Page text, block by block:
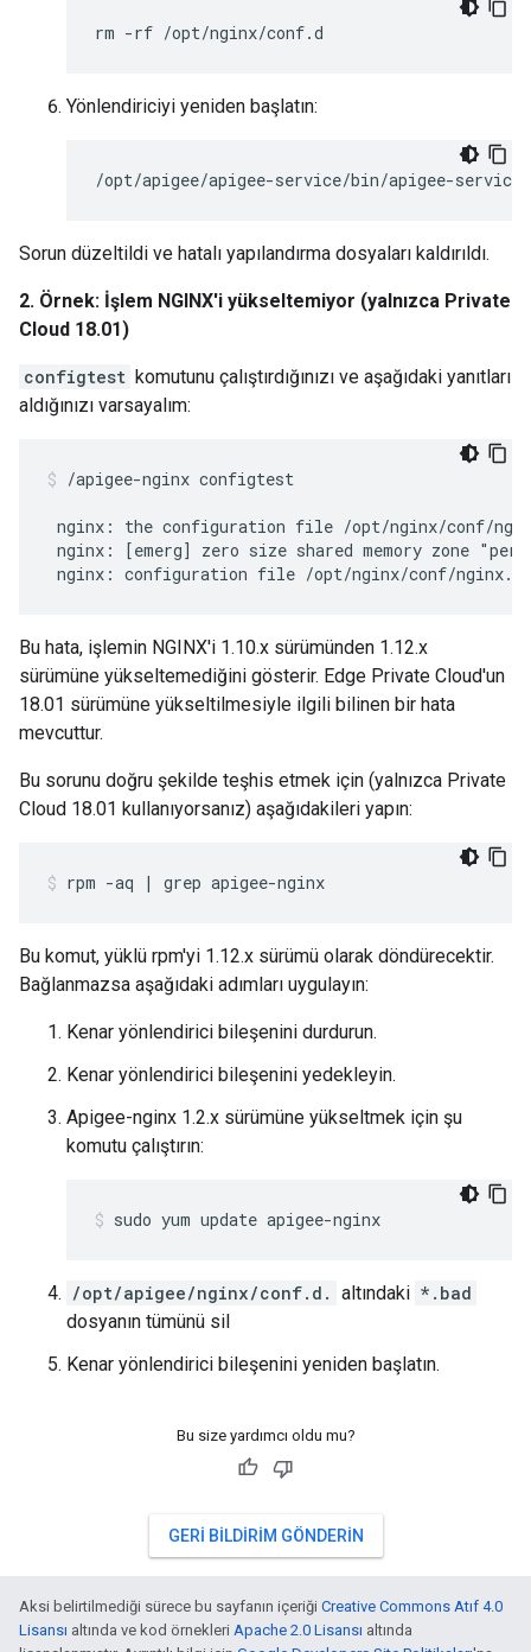
rm -rf /opt/nginx/conf.d
Yönlendiriciyi yeniden başlatın:
/opt/apigee/apigee-service/bin/apigee-
Sorun düzeltildi ve hatalı yapılandırma dosyaları kaldırıldı.
2. Örnek: İşlem NGINX'i yükseltemiyor (yalnızca Private
Cloud 18.01)
configtest komutunu çalıştırdığınızı ve aşağıdaki yanıtları
aldığınızı varsayalım:
/apigee-nginx configtest
nginx: the configuration file /opt/nginx/conf/
nginx: [emerg] zero size shared memory zone
Bu hata, işlemin NGINX'i 1.10.x sürümünden 1.12.x
sürümüne yükseltemediğini gösterir. Edge Private Cloud'un
18.01 sürümüne yükseltilmesiyle ilgili bilinen bir hata
mevcuttur.
Bu sorunu doğru şekilde teşhis etmek için (yalnızca Private
Cloud 18.01 kullanıyorsanız) aşağıdakileri yapın:
Bu komut, yüklü rpm'yi 1.12.x sürümü olarak döndürecektir.
Bağlanmazsa aşağıdaki adımları uygulayın:
Kenar yönlendirici bileşenini durdurun.
Kenar yönlendirici bileşenini yedekleyin.
Apigee-nginx 1.2.x sürümüne yükseltmek için şu
komutu çalıştırın:
sudo yum update apigee-nginx
/opt/apigee/nginx/conf.d. altındaki *.bad
dosyanın tümünü sil
Kenar yönlendirici bileşenini yeniden başlatın.
Bu size yardımcı oldu mu?
GERI BILDIRIM GÖNDERIN
Aksi belirtilmediği sürece bu sayfanın içeriği Creative Commons Atıf 4.0
Lisansı altında ve kod örnekleri Apache 2.0 Lisansı altında